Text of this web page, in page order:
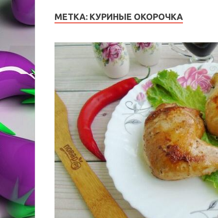
МЕТКА: КУРИНЫЕ ОКОРОЧКА